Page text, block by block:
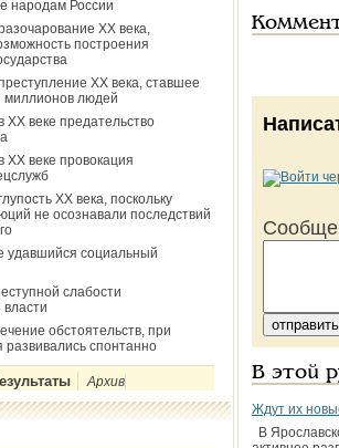
народам России
ХХ века,
построения
ХХ века, ставшее
миллионов людей
ХХ веке предательство
ХХ веке провокация
ХХ века, поскольку
не осознавали последствий
удавшийся социальный
слабости
власти
обстоятельств, при
развивались спонтанно
Архив В этой
Ждут их
В